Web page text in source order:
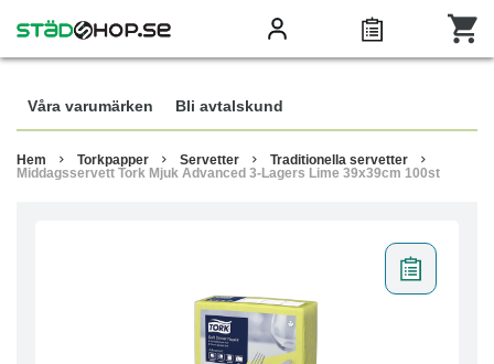
Våra varumärken Bli avtalskund
Hem Torkpapper Servetter
Traditionella servetter
Middagsservett Tork Mjuk Advanced 3-Lagers Lime 39x39cm 100st